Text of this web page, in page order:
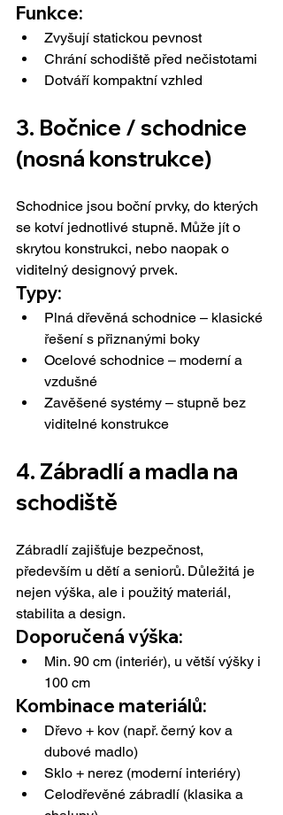
Funkce:
Zvyšují statickou pevnost
Chrání schodiště před nečistotami
Dotváří kompaktní vzhled
3. Bočnice / schodnice
(nosná konstrukce)
Schodnice jsou boční prvky, do kterých
se kotví jednotlivé stupně. Může jít o
skrytou konstrukci, nebo naopak o
viditelný designový prvek.
Typy:
Plná dřevěná schodnice – klasické
řešení s přiznanými boky
Ocelové schodnice – moderní a
vzdušné
Zavěšené systémy – stupně bez
viditelné konstrukce
4. Zábradlí a madla na
schodiště
Zábradlí zajišťuje bezpečnost,
především u dětí a seniorů. Důležitá je
nejen výška, ale i použitý materiál,
stabilita a design.
Doporučená výška:
Min. 90 cm (interiér), u větší výšky i
100 cm
Kombinace materiálů:
Dřevo + kov (např. černý kov a
dubové madlo)
Sklo + nerez (moderní interiéry)
Celodřevěné zábradlí (klasika a